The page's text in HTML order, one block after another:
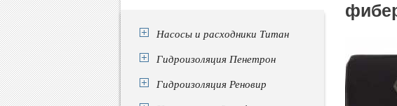
Насосы и расходники Титан
Гидроизоляция Пенетрон
Гидроизоляция Реновир